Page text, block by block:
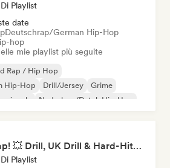
Playlist
date
Deutschrap/German Hip-Hop
hop
mie playlist più seguite
Rap / Hip Hop
Hip-Hop
Drill/Jersey
Grime
Nederhop/Dutch Hip-Hop
It's a Trap! 💥 Drill, UK Drill & Hard-Hitting Trap
Playlist